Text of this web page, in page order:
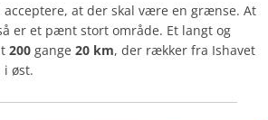
at der skal være en grænse. At
er et pænt stort område. Et langt og
200 gange 20 km, der rækker fra Ishavet
i øst.